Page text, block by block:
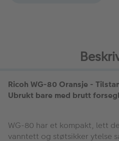
Ricoh WG-80 Oransje -
Ubrukt bare med brutt
WG-80 har et kompakt, lett
vanntett og støtsikker ytelse